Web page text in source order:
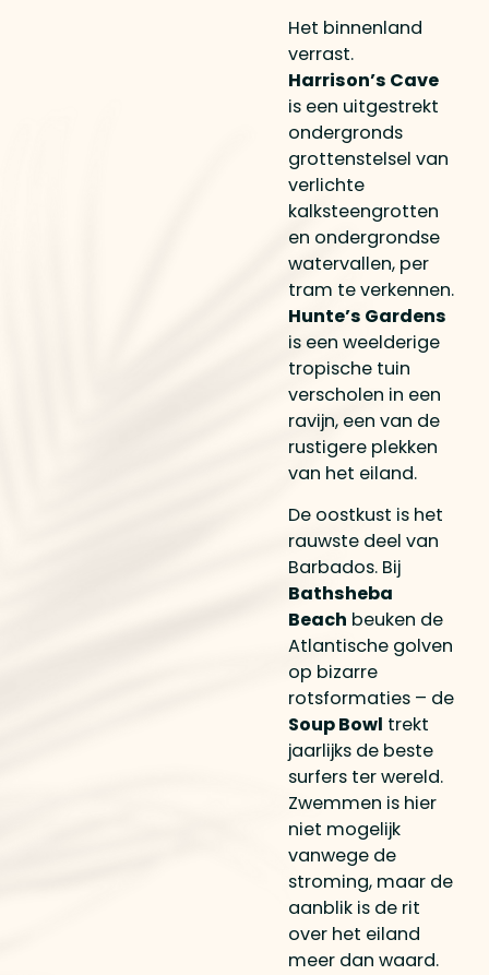
Het binnenland
verrast.
Harrison’s Cave
is een uitgestrekt
ondergronds
grottenstelsel van
verlichte
kalksteengrotten
en ondergrondse
watervallen, per
tram te verkennen.
Hunte’s Gardens
is een weelderige
tropische tuin
verscholen in een
ravijn, een van de
rustigere plekken
van het eiland.
De oostkust is het
rauwste deel van
Barbados. Bij
Bathsheba
Beach beuken de
Atlantische golven
op bizarre
rotsformaties – de
Soup Bowl trekt
jaarlijks de beste
surfers ter wereld.
Zwemmen is hier
niet mogelijk
vanwege de
stroming, maar de
aanblik is de rit
over het eiland
meer dan waard.